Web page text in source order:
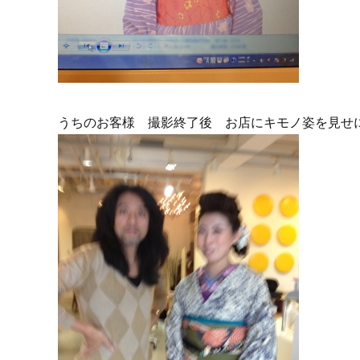
うちのお客様 撮影終了後 お店にキモノ姿を見せ